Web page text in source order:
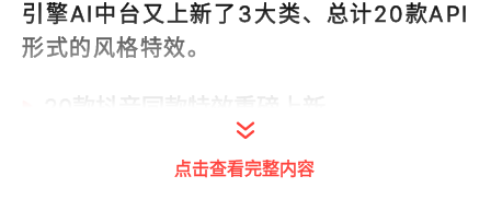
引擎AI中台又上新了3大类、总计20款API
形式的风格特效。
20款抖音同款特效重磅上新
3大类风格特效分别为：动态类特效、2D
点击查看完整内容